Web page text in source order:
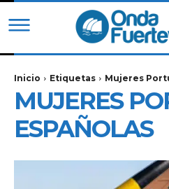
Inicio Etiquetas Mujeres
MUJERES
ESPAÑOLAS